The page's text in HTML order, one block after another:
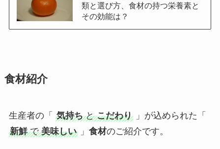
類と選び方、食材の持つ栄養素と
その効能は？
食材紹介
生産者の「 気持ちとこだわり」が込められた「
新鮮で美味しい」 食材のご紹介です。